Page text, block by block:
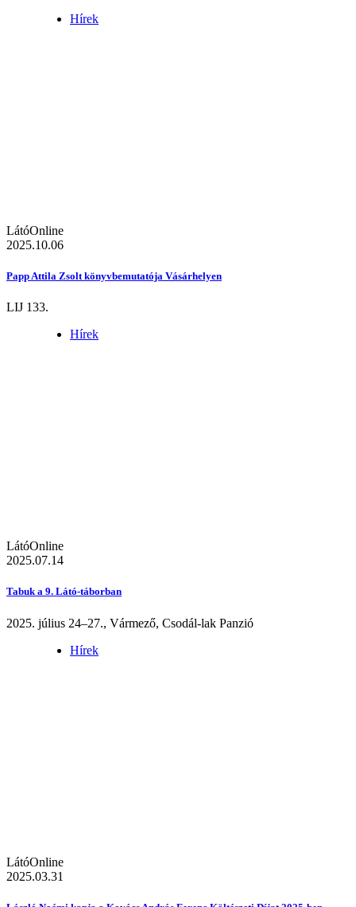
Hírek
LátóOnline
2025.10.06
Papp Attila Zsolt könyvbemutatója Vásárhelyen
LIJ 133.
Hírek
LátóOnline
2025.07.14
Tabuk a 9. Látó-táborban
2025. július 24–27., Vármező, Csodál-lak Panzió
Hírek
LátóOnline
2025.03.31